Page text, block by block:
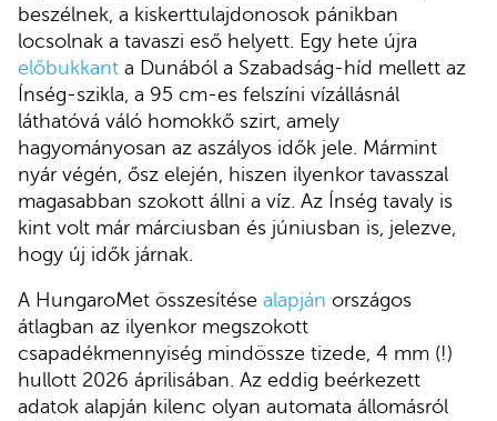
beszélnek, a kiskerttulajdonosok pánikban
locsolnak a tavaszi eső helyett. Egy hete újra
előbukkant a Dunából a Szabadság-híd mellett az
Ínség-szikla, a 95 cm-es felszíni vízállásnál
láthatóvá váló homokkő szirt, amely
hagyományosan az aszályos idők jele. Mármint
nyár végén, ősz elején, hiszen ilyenkor tavasszal
magasabban szokott állni a víz. Az Ínség tavaly is
kint volt már márciusban és júniusban is, jelezve,
hogy új idők járnak.
A HungaroMet összesítése alapján országos
átlagban az ilyenkor megszokott
csapadékmennyiség mindössze tizede, 4 mm (!)
hullott 2026 áprilisában. Az eddig beérkezett
adatok alapján kilenc olyan automata állomásról